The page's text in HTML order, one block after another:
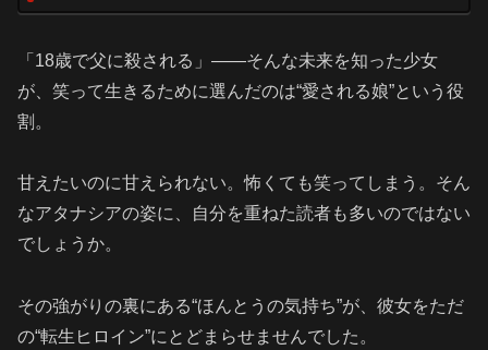
「18歳で父に殺される」――そんな未来を知った少女
が、笑って生きるために選んだのは“愛される娘”という役
割。
甘えたいのに甘えられない。怖くても笑ってしまう。そん
なアタナシアの姿に、自分を重ねた読者も多いのではない
でしょうか。
その強がりの裏にある“ほんとうの気持ち”が、彼女をただ
の“転生ヒロイン”にとどまらせませんでした。